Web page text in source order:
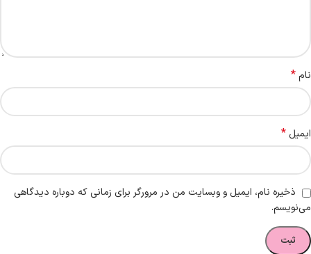
نام*
ایمیل *
ذخیره نام، ایمیل و وبسایت من در مرورگر برای زمانی که دوباره دیدگاهی
می‌نویسم.